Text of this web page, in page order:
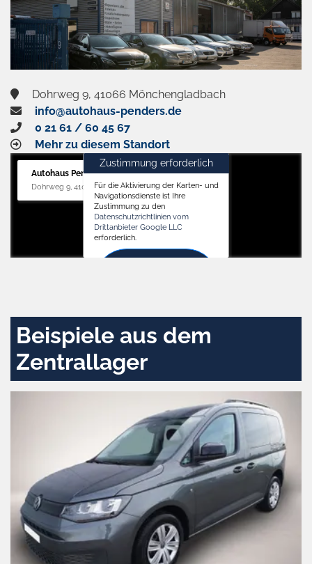
Dohrweg 9, 41066 Mönchengladbach
info@autohaus-penders.de
0 21 61 / 60 45 67
Mehr zu diesem Standort
Autohaus Penders (Service)
Dohrweg 9, 41066 Mönchengladbach
Zustimmung erforderlich
Für die Aktivierung der Karten- und
Navigationsdienste ist Ihre
Zustimmung zu den
Datenschutzrichtlinien vom
Drittanbieter Google LLC
erforderlich.
Beispiele aus dem
Zentrallager